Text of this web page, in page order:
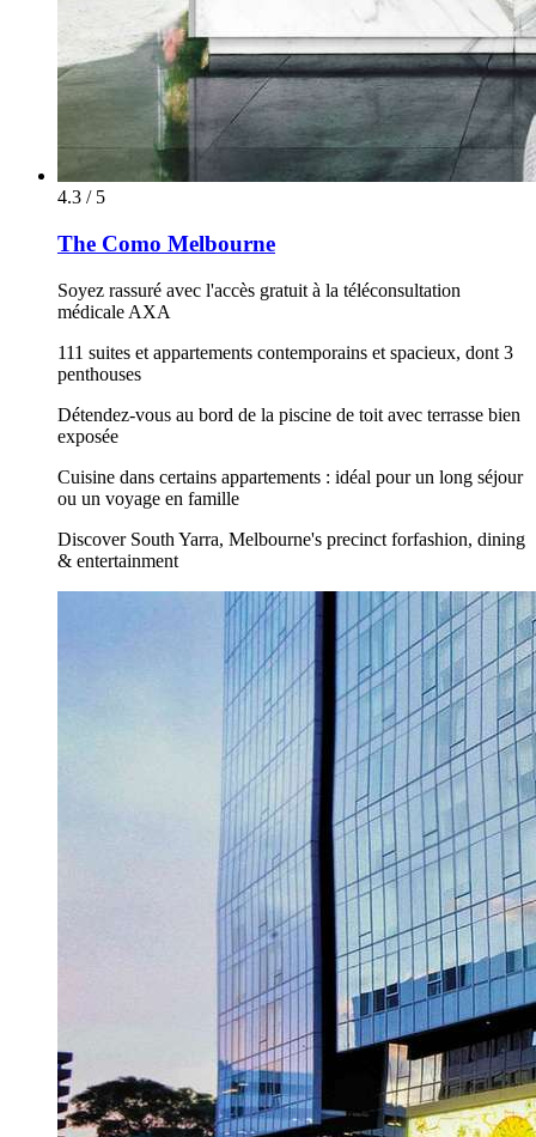
4.3 / 5
The Como Melbourne
Soyez rassuré avec l'accès gratuit à la téléconsultation
médicale AXA
111 suites et appartements contemporains et spacieux, dont 3
penthouses
Détendez-vous au bord de la piscine de toit avec terrasse bien
exposée
Cuisine dans certains appartements : idéal pour un long séjour
ou un voyage en famille
Discover South Yarra, Melbourne's precinct forfashion, dining
& entertainment